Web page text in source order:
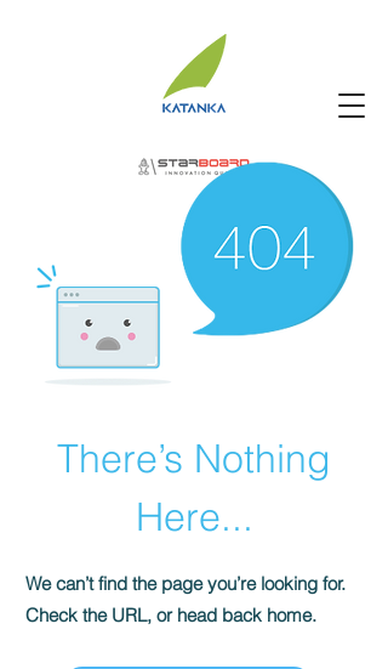
There’s Nothing
Here...
We can’t find the page you’re looking for.
Check the URL, or head back home.